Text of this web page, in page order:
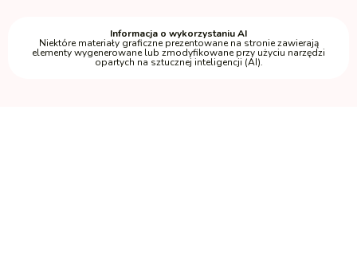
Informacja o wykorzystaniu AI
Niektóre materiały graficzne prezentowane na stronie zawierają
elementy wygenerowane lub zmodyfikowane przy użyciu narzędzi
opartych na sztucznej inteligencji (AI).